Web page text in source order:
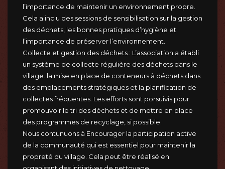
l’importance de maintenir un environnement propre.
Cela a inclu des sessions de sensibilisation sur la gestion
des déchets, les bonnes pratiques d’hygiène et
l’importance de préserver l’environnement.
Collecte et gestion des déchets : L’association a établi
un système de collecte régulière des déchets dans le
village. la mise en place de conteneurs à déchets dans
des emplacements stratégiques et la planification de
collectes fréquentes. Les efforts sont porsuivis pour
promouvoir le tri des déchets et de mettre en place
des programmes de recyclage, si possible.
Nous contunuons à Encourager la participation active
de la communauté qui est essentiel pour maintenir la
propreté du village. Cela peut être réalisé en